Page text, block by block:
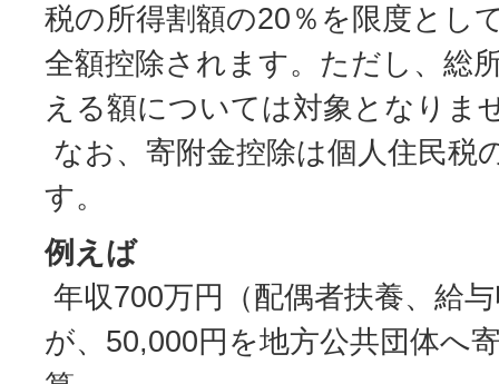
税の所得割額の20％を限度とし
全額控除されます。ただし、総
える額については対象となりま
なお、寄附金控除は個人住民税
す。
例えば
年収700万円（配偶者扶養、給
が、50,000円を地方公共団体へ